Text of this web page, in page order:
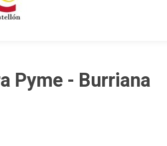
Pyme - Burriana